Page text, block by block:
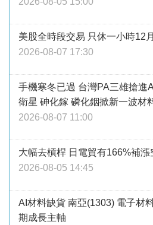
美股全時段交易 只休一小時12
2026-08-07 17:30
手機寒冬已過 台灣PA三雄搶進
衛星 砷化鎵 磷化銦掀新一波材
2026-08-07 11:00
大幅去槓桿 日電貿有166%補漲
2026-08-05 14:45
AI材料缺貨 南亞(1303) 電子材
期成長主軸